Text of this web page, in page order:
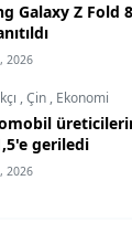
Galaxy Z Fold
2026
,Çin , Ekonomi
geriledi
2026